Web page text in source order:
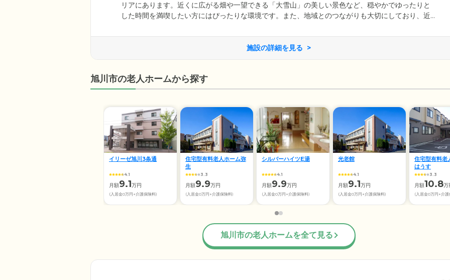
リアにあります。近くに広がる畑や一望できる「大雪山」の美しい景色など、穏やかでゆったりと
した時間を満喫したい方にはぴったりな環境です。また、地域とのつながりも大切にしており、近
ポートしています。「ありがとう末広」では、施設見学を随時受け付けておりますので、ご興味を
お持ちの方はお気軽にご相談ください。見学を通じて、施設の雰囲気やケアの内容を実際にご覧い
施設の詳細を見る
旭川市の老人ホームから探す
イリーゼ旭川3条通
4.1
月額9.1万円
(入居金0万円+介護保険料)
住宅型有料老人ホーム弥
生
3.3
月額9.9万円
(入居金0万円+介護保険料)
シルバーハイツE湯
4.1
月額9.9万円
(入居金0万円+介護保険料)
光老館
4.1
月額9.1万円
(入居金0万円+介護保険料)
住宅型有料老
はうす
3.3
月額10.8万
(入居金0万円+介護
旭川市の老人ホームを全て見る